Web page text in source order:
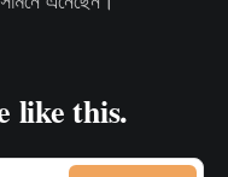
like this.